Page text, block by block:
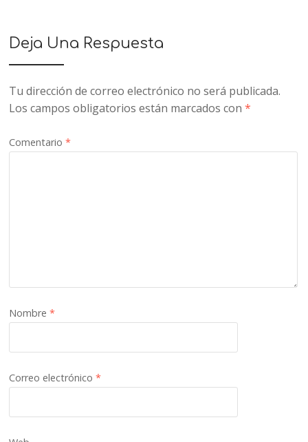
Deja Una Respuesta
Tu dirección de correo electrónico no será publicada.
Los campos obligatorios están marcados con*
Comentario*
Nombre*
Correo electrónico*